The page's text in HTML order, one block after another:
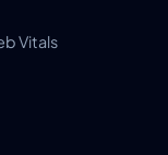
Vitals